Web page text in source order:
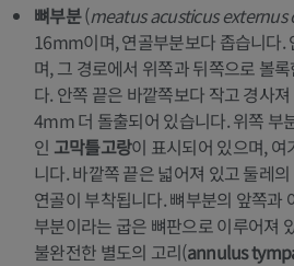
뼈부분(meatus acusticus externus
16mm이며, 연골부분보다 좁습니다.
며, 그 경로에서 위쪽과 뒤쪽으로 볼
다. 안쪽 끝은 바깥쪽보다 작고 경사
4mm 더 돌출되어 있습니다. 위쪽 부
인 고막틀고랑이 표시되어 있으며,
니다. 바깥쪽 끝은 넓어져 있고 둘레
연골이 부착됩니다. 뼈부분의 앞쪽과
부분이라는 굽은 뼈판으로 이루어져
불완전한 별도의 고리(annulus